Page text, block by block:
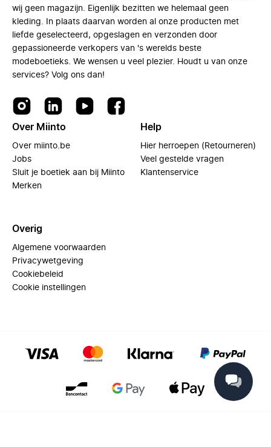
wij geen magazijn. Eigenlijk bezitten we helemaal geen
kleding. In plaats daarvan worden al onze producten met
liefde geselecteerd, opgeslagen en verzonden door
gepassioneerde verkopers van 's werelds beste
modeboetieks. We wensen u veel plezier. Houdt u van onze
services? Volg ons dan!
Over Miinto
Over miinto.be
Jobs
Sluit je boetiek aan bij Miinto
Merken
Help
Hier herroepen (Retourneren)
Veel gestelde vragen
Klantenservice
Overig
Algemene voorwaarden
Privacywetgeving
Cookiebeleid
Cookie instellingen